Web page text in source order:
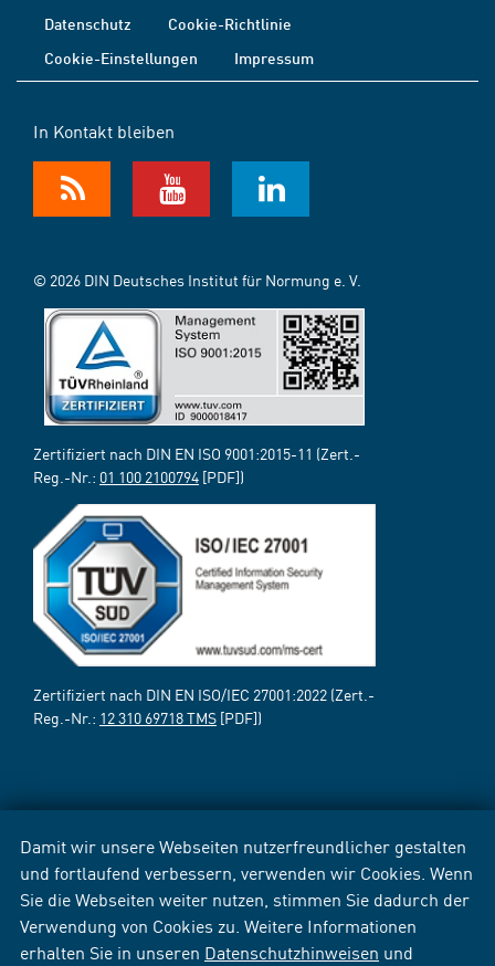
Damit wir unsere Webseiten nutzerfreundlicher gestalten
und fortlaufend verbessern, verwenden wir Cookies. Wenn
Sie die Webseiten weiter nutzen, stimmen Sie dadurch der
Verwendung von Cookies zu. Weitere Informationen
erhalten Sie in unseren Datenschutzhinweisen und
Datenschutz
Cookie-Richtlinie
Cookie-Einstellungen
Impressum
In Kontakt bleiben
© 2026 DIN Deutsches Institut für Normung e. V.
Zertifiziert nach DIN EN ISO 9001:2015-11 (Zert.-
Reg.-Nr.: 01 100 2100794 [PDF])
Zertifiziert nach DIN EN ISO/IEC 27001:2022 (Zert.-
Reg.-Nr.: 12 310 69718 TMS [PDF])